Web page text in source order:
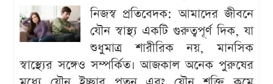
নিজস্ব প্রতিবেদক: আমাদের জীবনে
যৌন স্বাস্থ্য একটি গুরুত্বপূর্ণ দিক, যা
শুধুমাত্র শারীরিক নয়, মানসিক
স্বাস্থ্যের সঙ্গেও সম্পর্কিত। আজকাল অনেক পুরুষের